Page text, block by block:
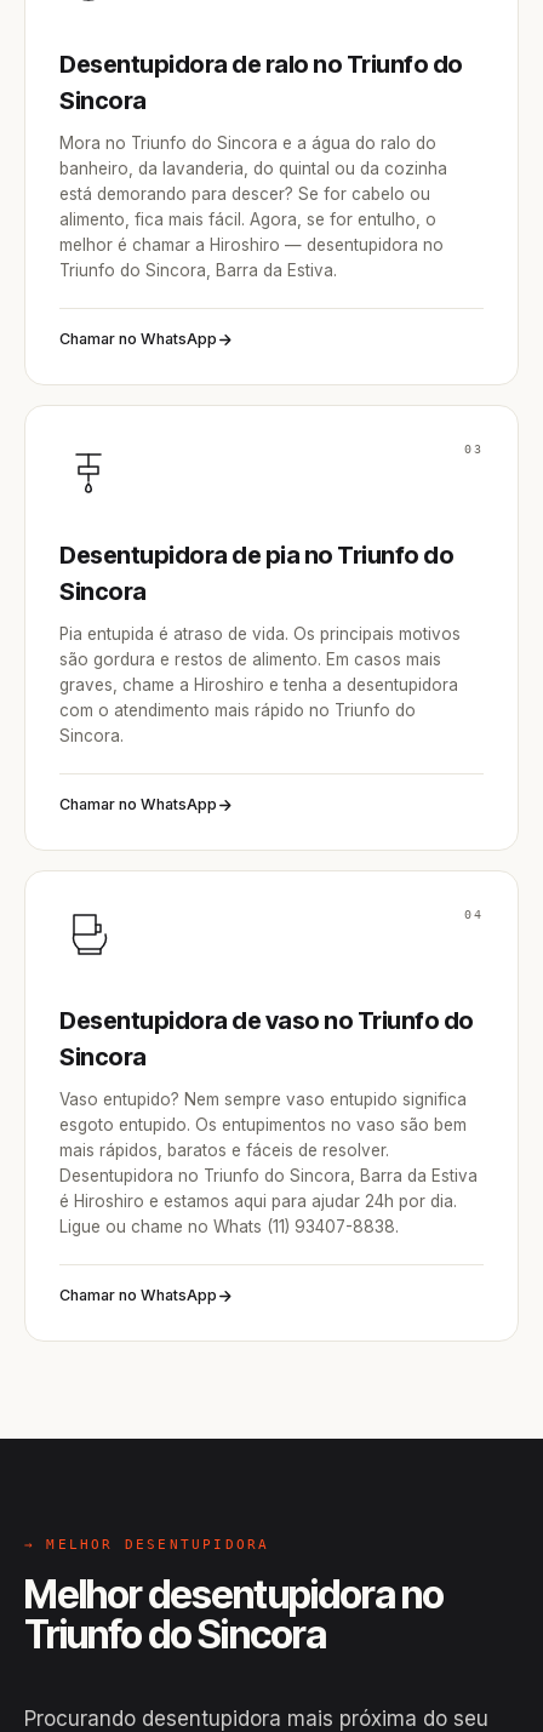
Desentupidora de ralo no Triunfo do
Sincora
Mora no Triunfo do Sincora e a água do ralo do
banheiro, da lavanderia, do quintal ou da cozinha
está demorando para descer? Se for cabelo ou
alimento, fica mais fácil. Agora, se for entulho, o
melhor é chamar a Hiroshiro — desentupidora no
Triunfo do Sincora, Barra da Estiva.
Chamar no WhatsApp
03
Desentupidora de pia no Triunfo do
Sincora
Pia entupida é atraso de vida. Os principais motivos
são gordura e restos de alimento. Em casos mais
graves, chame a Hiroshiro e tenha a desentupidora
com o atendimento mais rápido no Triunfo do
Sincora.
Chamar no WhatsApp
04
Desentupidora de vaso no Triunfo do
Sincora
Vaso entupido? Nem sempre vaso entupido significa
esgoto entupido. Os entupimentos no vaso são bem
mais rápidos, baratos e fáceis de resolver.
Desentupidora no Triunfo do Sincora, Barra da Estiva
é Hiroshiro e estamos aqui para ajudar 24h por dia.
Ligue ou chame no Whats (11) 93407-8838.
Chamar no WhatsApp
→ MELHOR DESENTUPIDORA
Melhor desentupidora no
Triunfo do Sincora
Procurando desentupidora mais próxima do seu